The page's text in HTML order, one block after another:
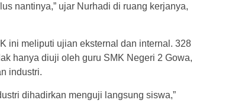
nantinya,” ujar Nurhadi di ruang kerjanya,
ini meliputi ujian eksternal dan internal. 328
hanya diuji oleh guru SMK Negeri 2 Gowa,
industri.
dihadirkan menguji langsung siswa,”